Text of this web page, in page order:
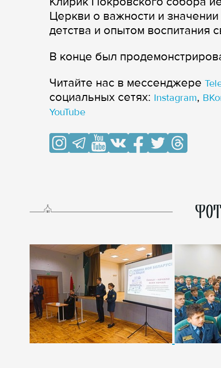
Церкви о важности и
детства и опытом воспитания
В конце был
Читайте нас в мессенджере
cоциальных сетях: Instagram,
YouTube